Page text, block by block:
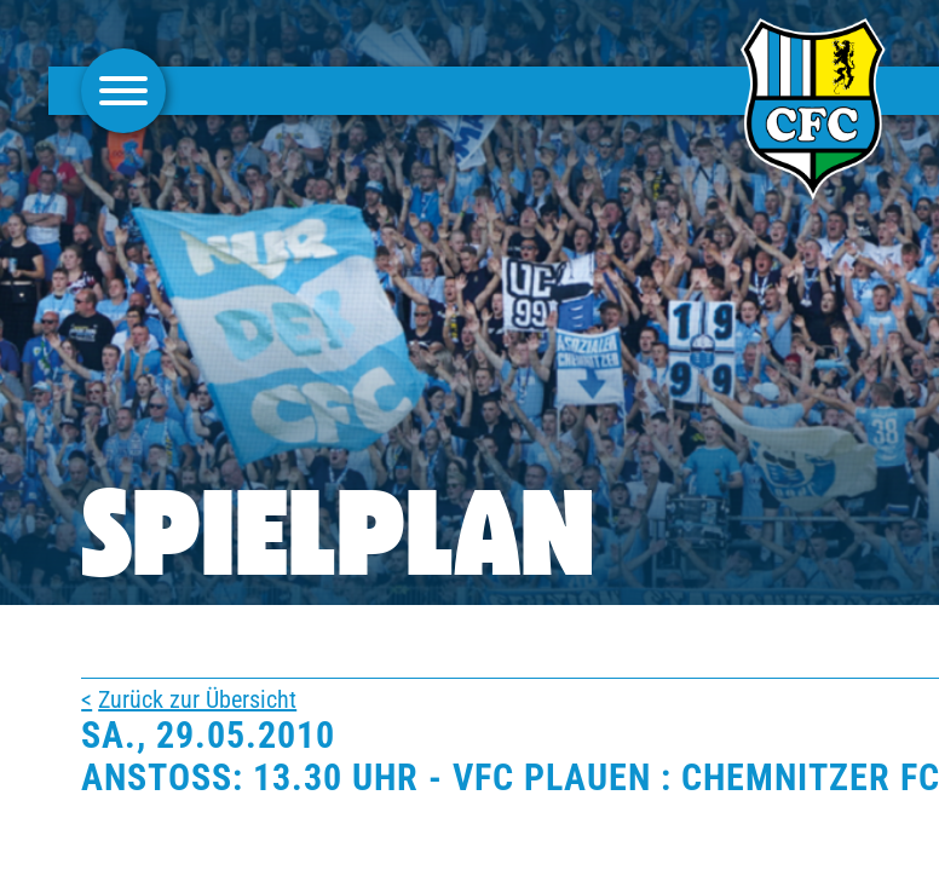
AKTUELLES
1. MANNSCHAFT
FRAUEN
CAMPUS
CLUB
CLUBMITGLIEDSCHAFT
BUSINESS
SÜDKURVE
TICKETING
SPIELPLAN
Zurück zur Übersicht
SA., 29.05.2010
ANSTOSS: 13.30 UHR - VFC PLAUEN : CHEMNITZER FC